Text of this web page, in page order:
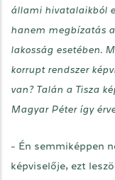
állami hivatalaikból
hanem megbízatás
lakosság esetében.
korrupt rendszer
van? Talán a Tisza
Magyar Péter így
- Én semmiképpen
képviselője, ezt